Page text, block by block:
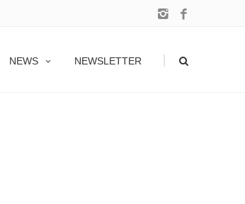
NEWS NEWSLETTER